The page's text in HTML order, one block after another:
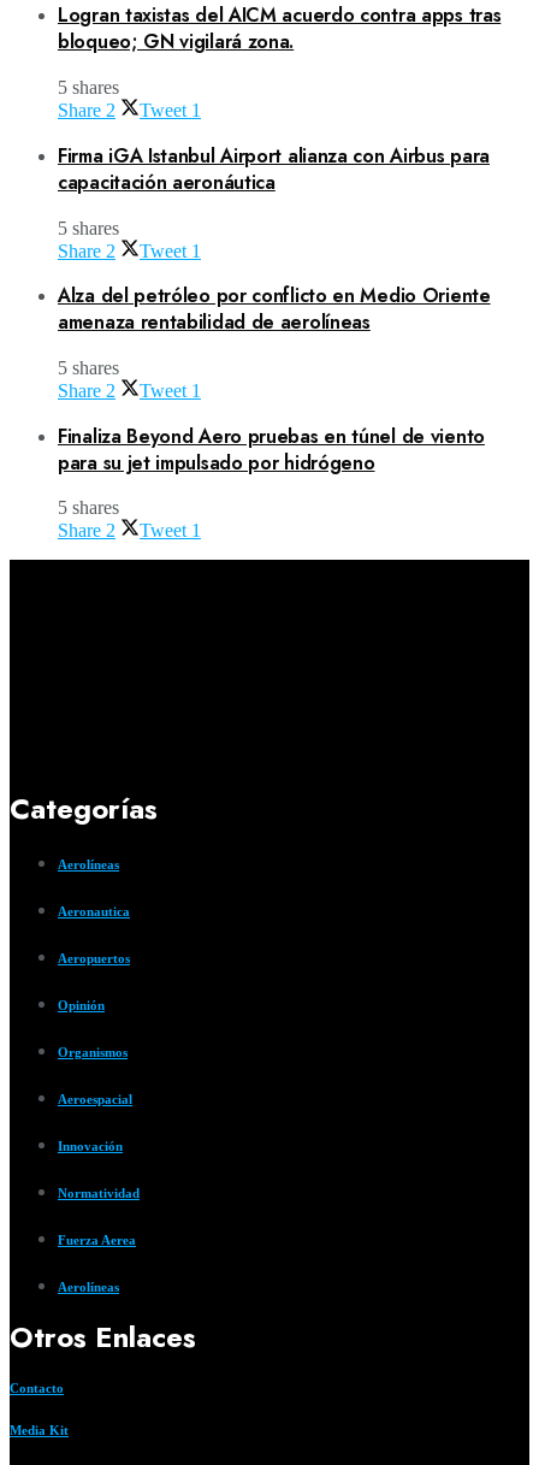
Logran taxistas del AICM acuerdo contra apps tras
bloqueo; GN vigilará zona.
5 shares
Share 2 Tweet 1
Firma iGA Istanbul Airport alianza con Airbus para
capacitación aeronáutica
5 shares
Share 2 Tweet 1
Alza del petróleo por conflicto en Medio Oriente
amenaza rentabilidad de aerolíneas
5 shares
Share 2 Tweet 1
Finaliza Beyond Aero pruebas en túnel de viento
para su jet impulsado por hidrógeno
5 shares
Share 2 Tweet 1
Categorías
Aerolíneas
Aeronautica
Aeropuertos
Opinión
Organismos
Aeroespacial
Innovación
Normatividad
Fuerza Aerea
Aerolíneas
Otros Enlaces
Contacto
Media Kit